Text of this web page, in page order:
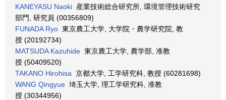
KANEYASU Naoki 産業技術総合研究所, 環境管理技術研究
部門, 研究員 (00356809)
FUNADA Ryo 東京農工大学, 大学院・農学研究院, 教
授 (20192734)
MATSUDA Kazuhide 東京農工大学, 農学部, 准教
授 (50409520)
TAKANO Hirohisa 京都大学, 工学研究科, 教授 (60281698)
WANG Qingyue 埼玉大学, 理工学研究科, 准教
授 (30344956)